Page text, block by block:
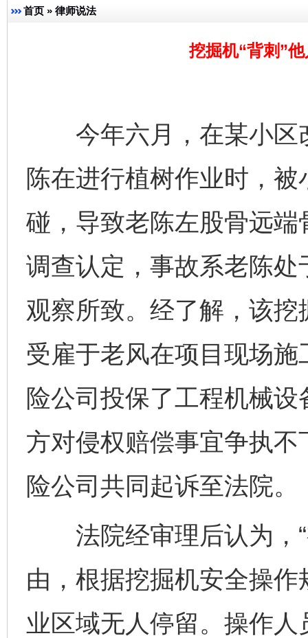
首页 » 律师说法
挖掘机“背刺”
今年六月，在某小区
陈在进行植树作业时，
碰，导致老陈左股骨远
调查认定，事故系老陈
观察所致。经了解，该
受雇于老风在项目现场
险公司投保了工程机械
方对侵权赔偿事宜争执
险公司共同起诉至法院。
法院经审理后认为，“
由，根据挖掘机安全操
业区域无人停留。操作